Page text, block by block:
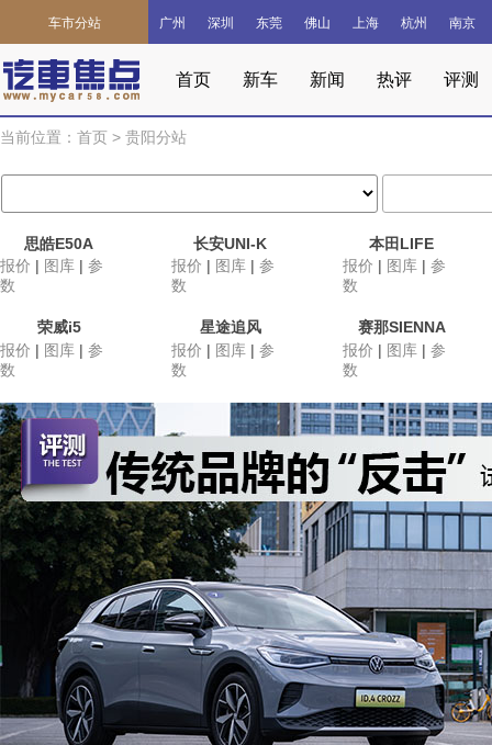
车市分站 广州 深圳 东莞 佛山 上海 杭州 南京
首页 新车 新闻 热评 评测
当前位置： 首页 > 贵阳分站
思皓E50A
报价 | 图库 | 参
数
长安UNI-K
报价 | 图库 | 参
数
本田LIFE
报价 | 图库 | 参
数
荣威i5
报价 | 图库 | 参
数
星途追风
报价 | 图库 | 参
数
赛那SIENNA
报价 | 图库 | 参
数